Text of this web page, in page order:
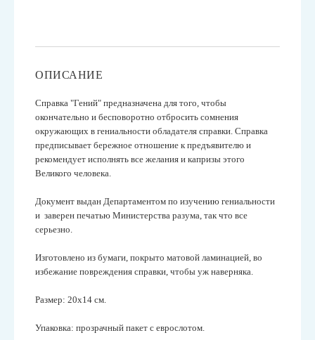
ОПИСАНИЕ
Справка "Гений" предназначена для того, чтобы
окончательно и бесповоротно отбросить сомнения
окружающих в гениальности обладателя справки. Справка
предписывает бережное отношение к предъявителю и
рекомендует исполнять все желания и капризы этого
Великого человека.
Документ выдан Департаментом по изучению гениальности
и заверен печатью Министерства разума, так что все
серьезно.
Изготовлено из бумаги, покрыто матовой ламинацией, во
избежание повреждения справки, чтобы уж наверняка.
Размер: 20х14 см.
Упаковка: прозрачный пакет с еврослотом.